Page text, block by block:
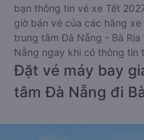
bạn thông tin vé xe Tết
giờ bán vé của các hãng
trung tâm Đà Nẵng - Bà
Nẵng ngay khi có thông tin
Đặt vé máy bay
tâm Đà Nẵng đi